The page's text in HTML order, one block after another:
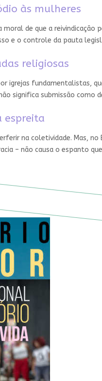
às mulheres
moral de que a
e o controle da pauta
religiosas
igrejas fundamentalistas,
significa submissão como
espreita
na coletividade. Mas,
– não causa o espanto